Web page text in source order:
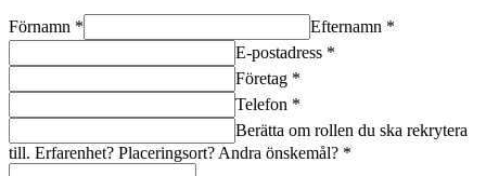
Förnamn *
Efternamn *
E-postadress *
Företag *
Telefon *
Berätta om rollen du ska rekrytera
till. Erfarenhet? Placeringsort? Andra önskemål? *